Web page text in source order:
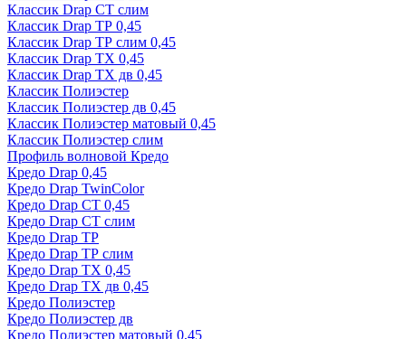
Классик Drap СТ слим
Классик Drap ТР 0,45
Классик Drap ТР слим 0,45
Классик Drap ТХ 0,45
Классик Drap ТХ дв 0,45
Классик Полиэстер
Классик Полиэстер дв 0,45
Классик Полиэстер матовый 0,45
Классик Полиэстер слим
Профиль волновой Кредо
Кредо Drap 0,45
Кредо Drap TwinColor
Кредо Drap СТ 0,45
Кредо Drap СТ слим
Кредо Drap ТР
Кредо Drap ТР слим
Кредо Drap ТХ 0,45
Кредо Drap ТХ дв 0,45
Кредо Полиэстер
Кредо Полиэстер дв
Кредо Полиэстер матовый 0,45